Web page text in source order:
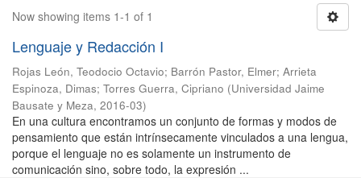
Now showing items 1-1 of 1
Lenguaje y Redacción I
Rojas León, Teodocio Octavio; Barrón Pastor, Elmer; Arrieta
Espinoza, Dimas; Torres Guerra, Cipriano (Universidad Jaime
Bausate y Meza, 2016-03)
En una cultura encontramos un conjunto de formas y modos de
pensamiento que están intrínsecamente vinculados a una lengua,
porque el lenguaje no es solamente un instrumento de
comunicación sino, sobre todo, la expresión ...